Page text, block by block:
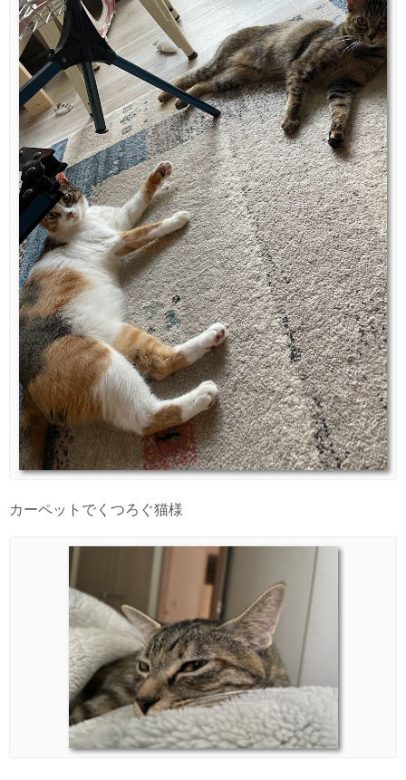
カーペットでくつろぐ猫様